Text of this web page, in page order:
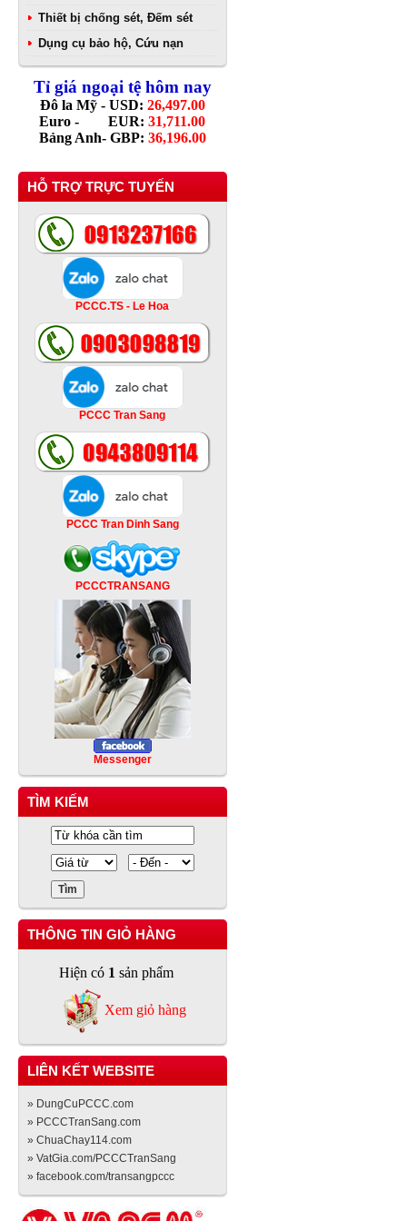
Thiết bị chống sét, Đếm sét
Dụng cụ bảo hộ, Cứu nạn
Tỉ giá ngoại tệ hôm nay
Đô la Mỹ - USD: 26,497.00
Euro - EUR: 31,711.00
Bảng Anh- GBP: 36,196.00
HỖ TRỢ TRỰC TUYẾN
PCCC.TS - Le Hoa
PCCC Tran Sang
PCCC Tran Dinh Sang
PCCCTRANSANG
Messenger
TÌM KIẾM
THÔNG TIN GIỎ HÀNG
Hiện có 1 sản phẩm
Xem giỏ hàng
LIÊN KẾT WEBSITE
» DungCuPCCC.com
» PCCCTranSang.com
» ChuaChay114.com
» VatGia.com/PCCCTranSang
» facebook.com/transangpccc